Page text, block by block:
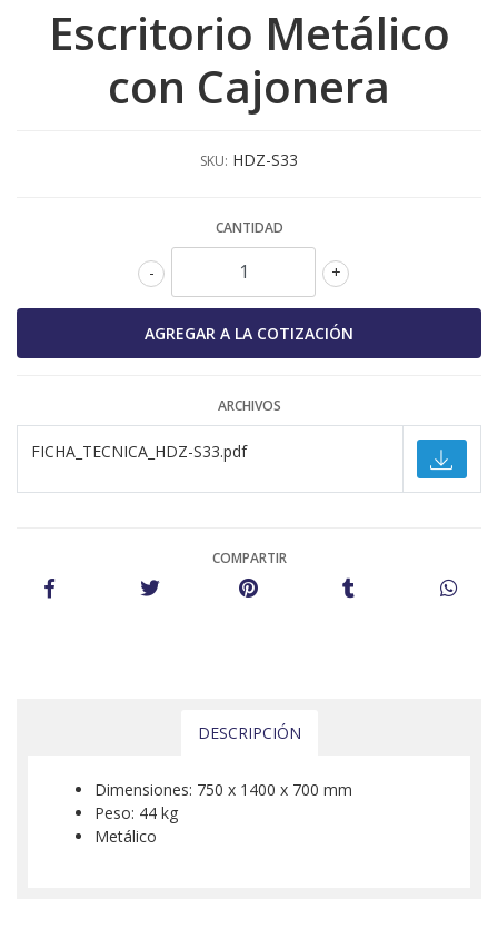
Escritorio Metálico
con Cajonera
SKU: HDZ-S33
CANTIDAD
+
-
ARCHIVOS
FICHA_TECNICA_HDZ-S33.pdf
COMPARTIR
DESCRIPCIÓN
Dimensiones: 750 x 1400 x 700 mm
Peso: 44 kg
Metálico